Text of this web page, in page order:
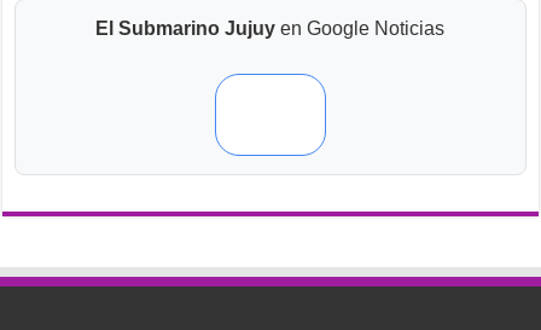
El Submarino Jujuy en Google Noticias